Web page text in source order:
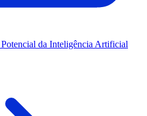
da Inteligência Artificial